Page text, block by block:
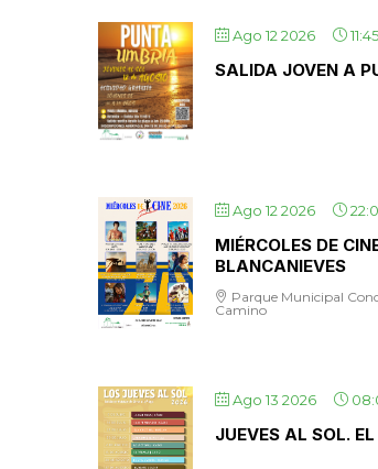
Ago 12 2026 11:45
SALIDA JOVEN A
Ago 12 2026
MIÉRCOLES DE
BLANCANIEVES
Parque Municipal
Camino
Ago 13 2026
JUEVES AL SOL.